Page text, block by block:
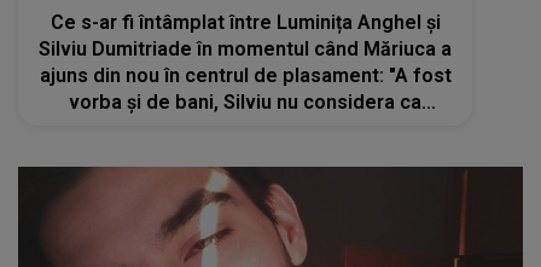
Ce s-ar fi întâmplat între Luminița Anghel și
Silviu Dumitriade în momentul când Măriuca a
ajuns din nou în centrul de plasament: "A fost
vorba și de bani, Silviu nu considera ca